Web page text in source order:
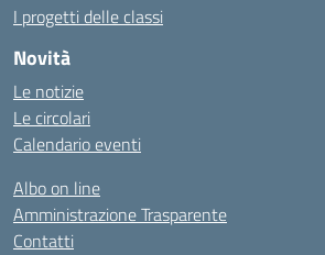
I progetti delle classi
Novità
Le notizie
Le circolari
Calendario eventi
Albo on line
Amministrazione Trasparente
Contatti